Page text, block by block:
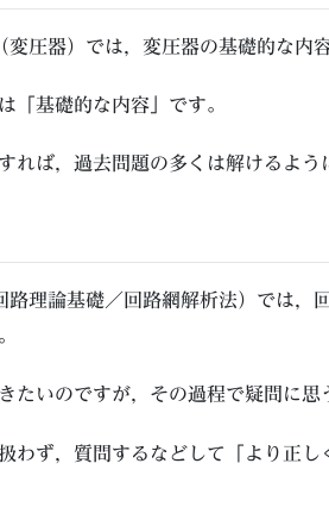
圧器）では，変圧器の基礎的な内
「基礎的な内容」です。
れば，過去問題の多くは解けるよう
路理論基礎／回路網解析法）では，
たいのですが，その過程で疑問に思
わず，質問するなどして「より正